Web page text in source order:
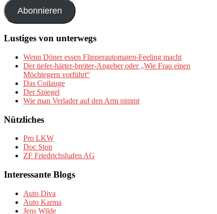
Abonnieren
Lustiges von unterwegs
Wenn Döner essen Flipperautomaten-Feeling macht
Der tiefer-härter-breiter-Angeber oder „Wie Frau einen
Möchtegern vorführt“
Das Coilauge
Der Spiegel
Wie man Verlader auf den Arm nimmt
Nützliches
Pro LKW
Doc Stop
ZF Friedrichshafen AG
Interessante Blogs
Auto Diva
Auto Karma
Jens Wilde